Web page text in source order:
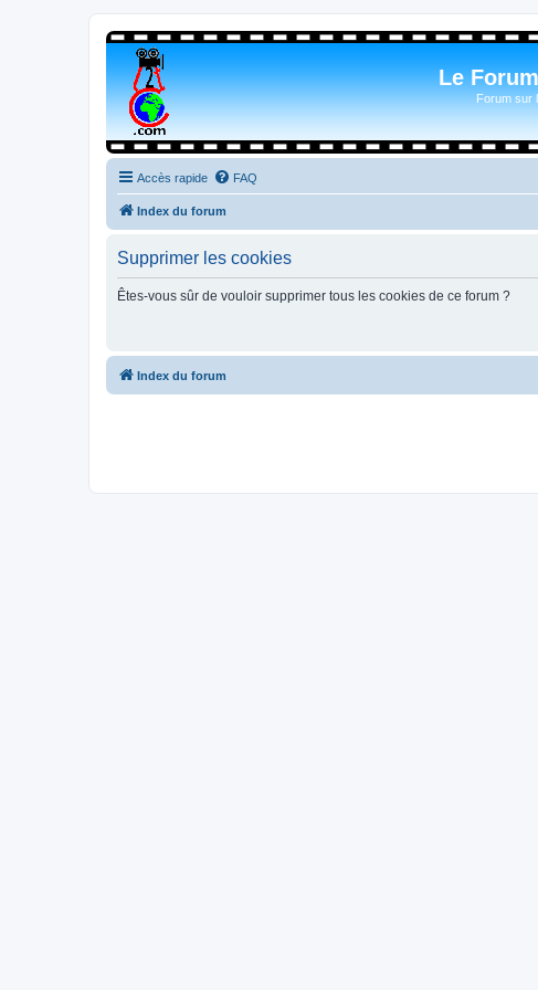
Le
Forum sur
Accès rapide FAQ
Index du forum
Supprimer les cookies
Êtes-vous sûr de vouloir supprimer tous les cookies de ce forum ?
Index du forum